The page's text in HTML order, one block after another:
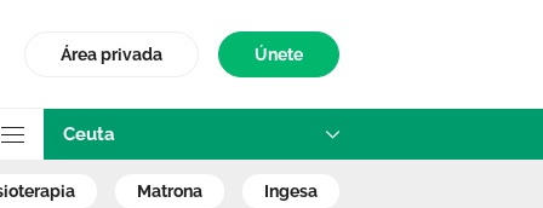
Área privada Únete
Ceuta
matrona ingesa